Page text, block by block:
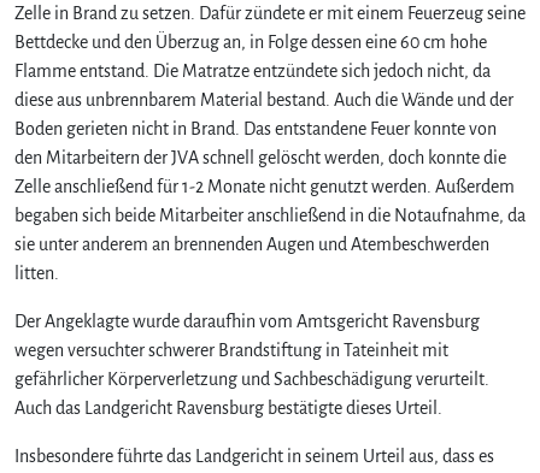
Zelle in Brand zu setzen. Dafür zündete er mit einem Feuerzeug seine
Bettdecke und den Überzug an, in Folge dessen eine 60 cm hohe
Flamme entstand. Die Matratze entzündete sich jedoch nicht, da
diese aus unbrennbarem Material bestand. Auch die Wände und der
Boden gerieten nicht in Brand. Das entstandene Feuer konnte von
den Mitarbeitern der JVA schnell gelöscht werden, doch konnte die
Zelle anschließend für 1-2 Monate nicht genutzt werden. Außerdem
begaben sich beide Mitarbeiter anschließend in die Notaufnahme, da
sie unter anderem an brennenden Augen und Atembeschwerden
litten.
Der Angeklagte wurde daraufhin vom Amtsgericht Ravensburg
wegen versuchter schwerer Brandstiftung in Tateinheit mit
gefährlicher Körperverletzung und Sachbeschädigung verurteilt.
Auch das Landgericht Ravensburg bestätigte dieses Urteil.
Insbesondere führte das Landgericht in seinem Urteil aus, dass es